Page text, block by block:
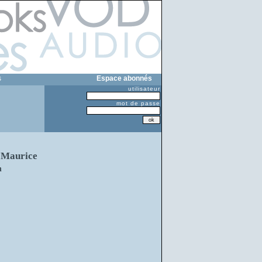
Espace abonnés
utilisateur
mot de passe